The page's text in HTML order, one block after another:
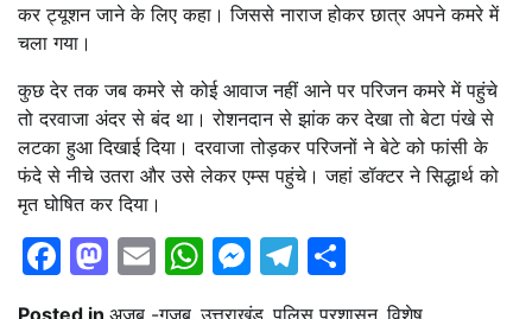
कर ट्यूशन जाने के लिए कहा। जिससे नाराज होकर छात्र अपने कमरे में
चला गया।
कुछ देर तक जब कमरे से कोई आवाज नहीं आने पर परिजन कमरे में पहुंचे
तो दरवाजा अंदर से बंद था। रोशनदान से झांक कर देखा तो बेटा पंखे से
लटका हुआ दिखाई दिया। दरवाजा तोड़कर परिजनों ने बेटे को फांसी के
फंदे से नीचे उतरा और उसे लेकर एम्स पहुंचे। जहां डॉक्टर ने सिद्धार्थ को
मृत घोषित कर दिया।
Facebook
Mastodon
EmailWhatsApp
Messenger
Telegram
Posted in अजब -गजब,उत्तराखंड,पुलिस प्रशासन,विशेष